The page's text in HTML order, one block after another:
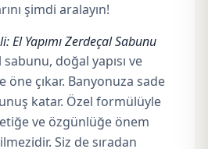
şimdi aralayın!
El Yapımı Zerdeçal Sabunu
sabunu, doğal yapısı ve
çıkar. Banyonuza sade
katar. Özel formülüyle
ve özgünlüğe önem
Siz de sıradan